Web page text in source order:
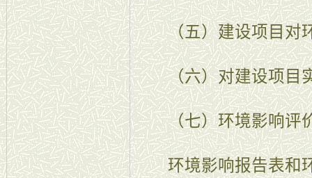
（五）建设项目对环
（六）对建设项目实
（七）环境影响评
环境影响报告表和环